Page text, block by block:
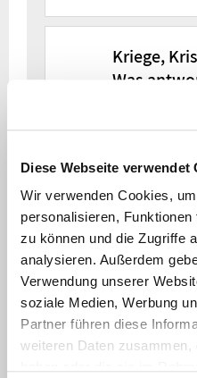
Diese Webseite verwendet
Wir verwenden Cookies,
personalisieren,
zu können und die Zugriffe
analysieren. Außerdem
Verwendung unserer
soziale Medien, Werbung
Partner führen diese
weiteren Daten zusammen,
19,
Kriege,
Was
Sorgen
Und sind
Erstes
UKD
Spunk :